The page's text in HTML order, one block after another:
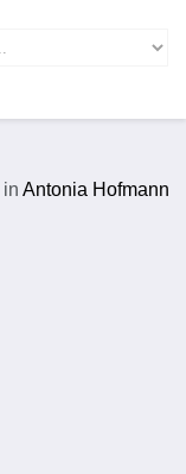
in Antonia Hofmann